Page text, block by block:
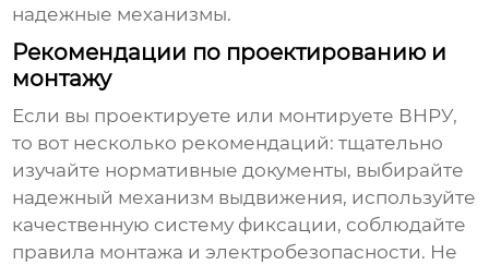
надежные механизмы.
Рекомендации по проектированию и
монтажу
Если вы проектируете или монтируете ВНРУ,
то вот несколько рекомендаций: тщательно
изучайте нормативные документы, выбирайте
надежный механизм выдвижения, используйте
качественную систему фиксации, соблюдайте
правила монтажа и электробезопасности. Не